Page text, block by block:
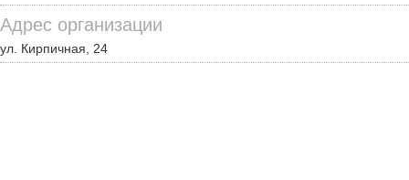
Адрес организации
ул. Кирпичная, 24